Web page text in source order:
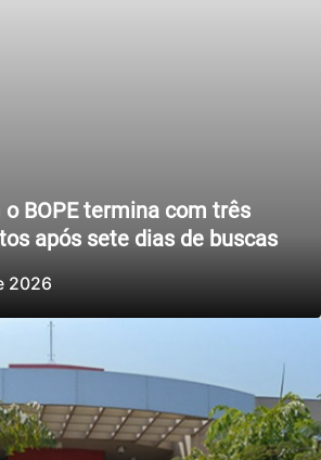
BOPE termina com três
após sete dias de buscas
2026